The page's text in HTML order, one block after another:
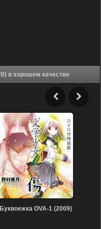
Аниме Бог старшей школы (2020) в хорошем качестве
Буквоежка OVA-1 (2009)